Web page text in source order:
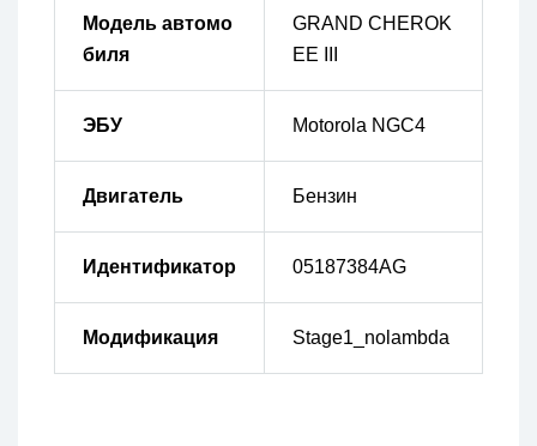
Модель автомо
биля
GRAND CHEROK
EE III
ЭБУ Motorola NGC4
Двигатель Бензин
Идентификатор 05187384AG
Модификация Stage1_nolambda